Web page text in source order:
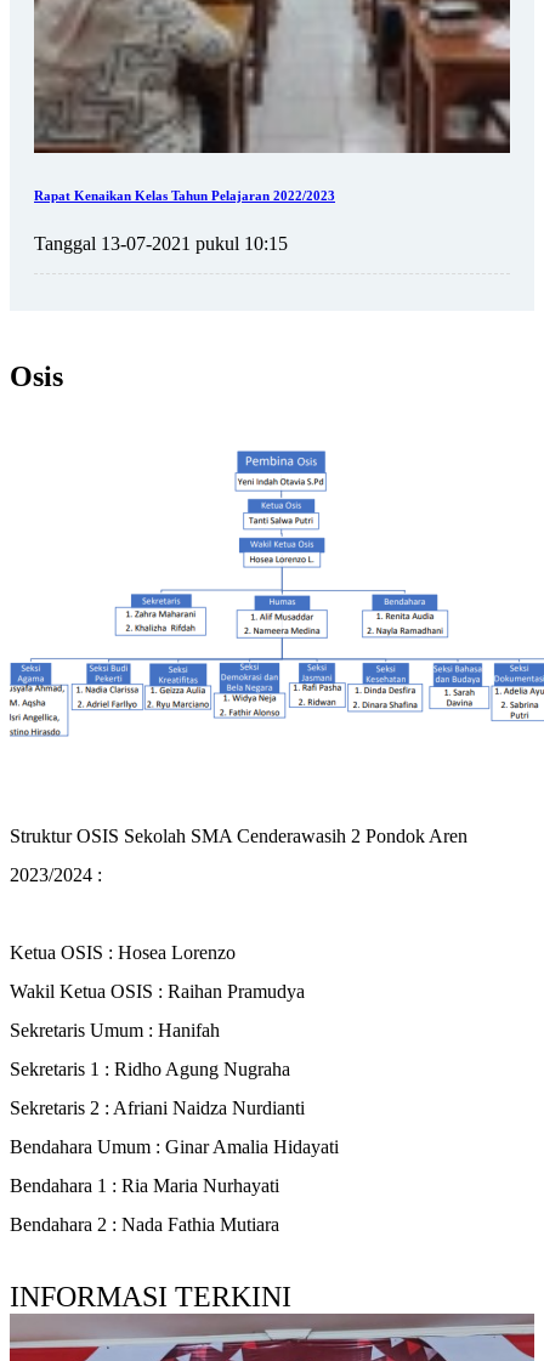
Rapat Kenaikan Kelas Tahun Pelajaran 2022/2023
Tanggal 13-07-2021 pukul 10:15
Osis
Struktur OSIS Sekolah SMA Cenderawasih 2 Pondok Aren
2023/2024 :
Ketua OSIS : Hosea Lorenzo
Wakil Ketua OSIS : Raihan Pramudya
Sekretaris Umum : Hanifah
Sekretaris 1 : Ridho Agung Nugraha
Sekretaris 2 : Afriani Naidza Nurdianti
Bendahara Umum : Ginar Amalia Hidayati
Bendahara 1 : Ria Maria Nurhayati
Bendahara 2 : Nada Fathia Mutiara
INFORMASI TERKINI